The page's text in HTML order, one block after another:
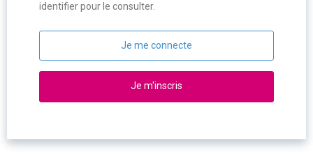
identifier pour le consulter.
Je me connecte
Je m'inscris